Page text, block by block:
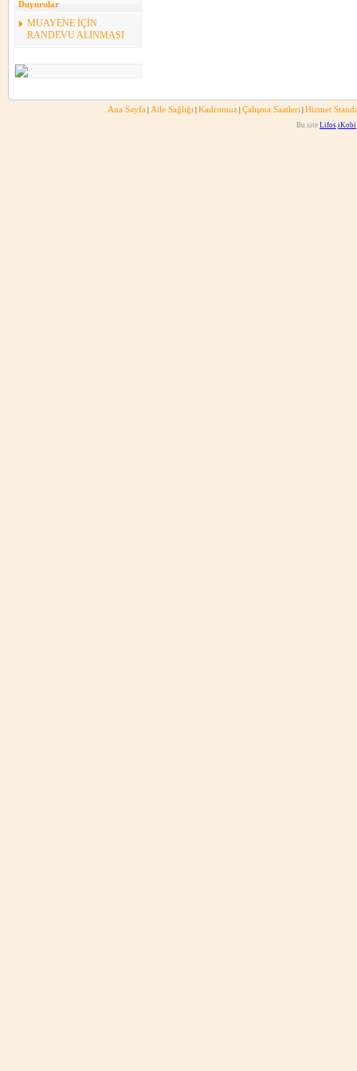
Duyurular
MUAYENE İÇİN
RANDEVU ALINMASI
Ana Sayfa| Aile Sağlığı| Kadromuz| Çalışma Saatleri| Hizmet
Bu site Lifos iKobi